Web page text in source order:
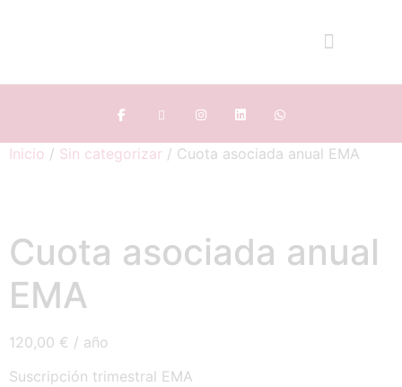
Inicio / Sin categorizar / Cuota asociada anual EMA
Cuota asociada anual
EMA
120,00 € / año
Suscripción trimestral EMA